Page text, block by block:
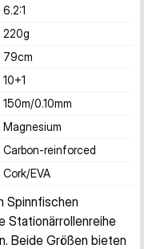
6.2:1
220g
79cm
10+1
150m/0.10mm
Magnesium
Carbon-reinforced
Cork/EVA
Spinnfischen
Stationärrollenreihe
Beide Größen bieten